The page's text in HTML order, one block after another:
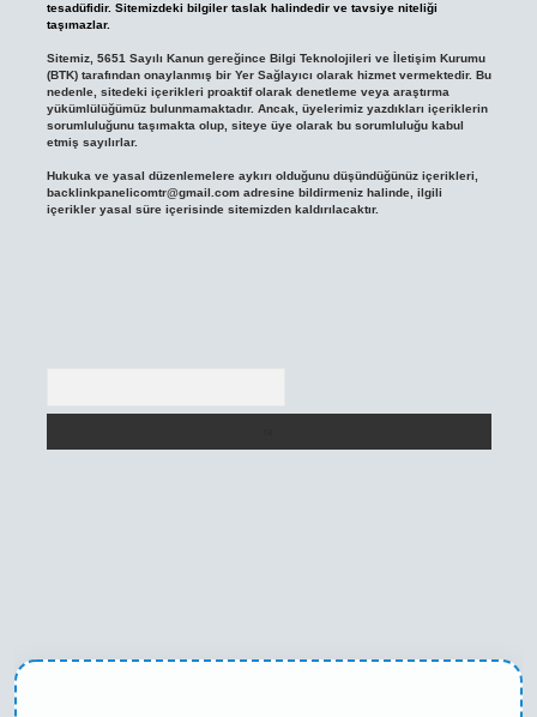
tesadüfidir. Sitemizdeki bilgiler taslak halindedir ve tavsiye niteliği
taşımazlar.
Sitemiz, 5651 Sayılı Kanun gereğince Bilgi Teknolojileri ve İletişim Kurumu
(BTK) tarafından onaylanmış bir Yer Sağlayıcı olarak hizmet vermektedir. Bu
nedenle, sitedeki içerikleri proaktif olarak denetleme veya araştırma
yükümlülüğümüz bulunmamaktadır. Ancak, üyelerimiz yazdıkları içeriklerin
sorumluluğunu taşımakta olup, siteye üye olarak bu sorumluluğu kabul
etmiş sayılırlar.
Hukuka ve yasal düzenlemelere aykırı olduğunu düşündüğünüz içerikleri,
backlinkpanelicomtr@gmail.comadresine bildirmeniz halinde, ilgili
içerikler yasal süre içerisinde sitemizden kaldırılacaktır.